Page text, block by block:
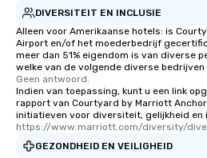
DIVERSITEIT EN INCLUSIE
Alleen voor Amerikaanse hotels: is
Airport en/of het moederbedrijf
meer dan 51% eigendom is van diverse
welke van de volgende diverse
Geen antwoord.
Indien van toepassing, kunt u een link
rapport van Courtyard by Marriott
initiatieven voor diversiteit, gelijkheid en
https://www.marriott.com/diversity/
GEZONDHEID EN VEILIGHEID